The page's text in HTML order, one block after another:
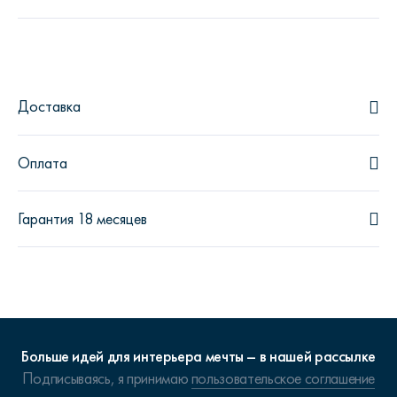
Доставка
Оплата
Гарантия 18 месяцев
Больше идей для интерьера мечты – в нашей рассылке
Подписываясь, я принимаюпользовательское соглашение